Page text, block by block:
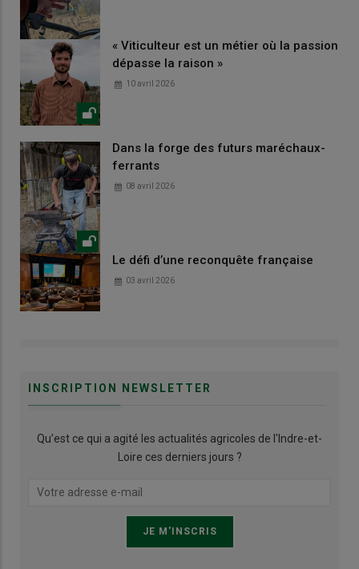
« Viticulteur est un métier où la passion
dépasse la raison »
10 avril 2026
Dans la forge des futurs maréchaux-
ferrants
08 avril 2026
Le défi d’une reconquête française
03 avril 2026
INSCRIPTION NEWSLETTER
Qu’est ce qui a agité les actualités agricoles de l'Indre-et-
Loire ces derniers jours ?